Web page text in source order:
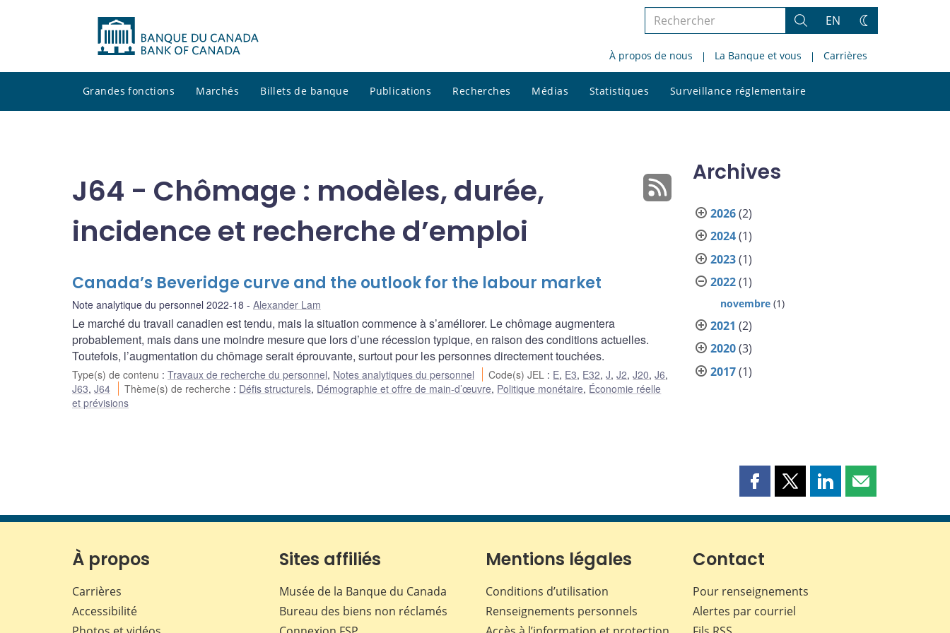
Rechercher
le
site
Rechercher
EN
Changez
thème
À propos de nous La Banque et vous Carrières
Grandes fonctions Marchés Billets de banque Publications Recherches Médias Statistiques Surveillance réglementaire
le
J64 - Chômage : modèles, durée,
incidence et recherche d’emploi
Canada’s Beveridge curve and the outlook for the labour market
Note analytique du personnel 2022-18 Alexander Lam
Le marché du travail canadien est tendu, mais la situation commence à s’améliorer. Le chômage augmentera
probablement, mais dans une moindre mesure que lors d’une récession typique, en raison des conditions actuelles.
Toutefois, l’augmentation du chômage serait éprouvante, surtout pour les personnes directement touchées.
Type(s) de contenu : Travaux de recherche du personnel, Notes analytiques du personnel Code(s) JEL : E, E3, E32,J,J2,J20,J6,
J63, J64 Thème(s) de recherche : Défis structurels, Démographie et offre de main-d’œuvre, Politique monétaire, Économie réelle
et prévisions
Archives
2026(2)
2024(1)
2023(1)
2022(1)
novembre (1)
2021 (2)
2020(3)
2017(1)
Partager
page
Facebook
Partager
page
Partager
page
Partager
page
À propos
Carrières
Accessibilité
Sites affiliés
Musée de la Banque du Canada
Bureau des biens non réclamés
Mentions légales
Conditions d’utilisation
Renseignements personnels
Contact
Pour renseignements
Alertes par courriel